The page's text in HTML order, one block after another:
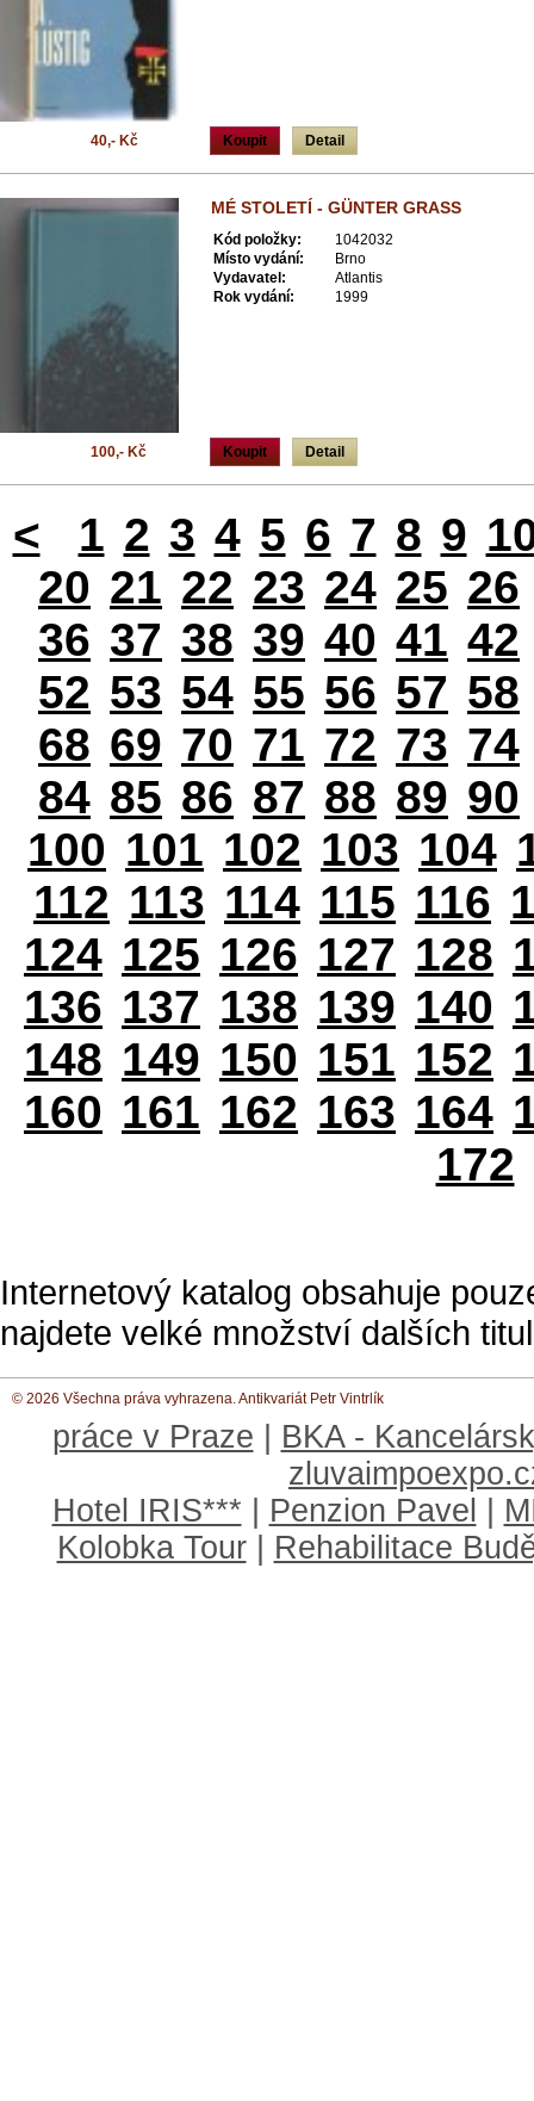
Koupit Detail
40,- Kč
MÉ STOLETÍ - GÜNTER GRASS
Kód položky:
1042032
Místo vydání:
Brno
Vydavatel:
Atlantis
Rok vydání:
1999
Koupit Detail
100,- Kč
< 1 2 3 4 5 6 7 8 9
20 21 22 23 24 25 26
36 37 38 39 40 41 42
52 53 54 55 56 57 58
68 69 70 71 72 73 74
84 85 86 87 88 89 90
100 101 102 103 104
112 113 114 115 116
124 125 126 127 128
136 137 138 139 140
148 149 150 151 152
160 161 162 163 164
172
Internetový katalog obsahuje
najdete velké množství dalších
© 2026 Všechna práva vyhrazena. Antikvariát Petr Vintrlík
práce v Praze
BKA -
Hotel IRIS***
Penzion Pavel
Kolobka Tour
Rehabilitace